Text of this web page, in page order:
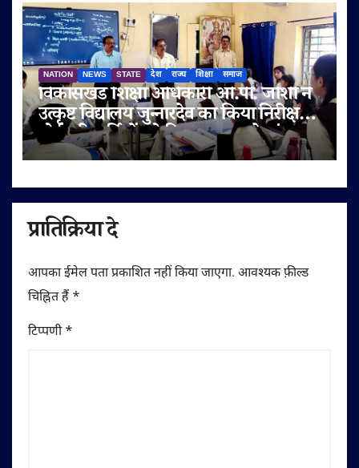
NATION NEWS STATE देश राज्य शिक्षा समाज
विकासखंड शिक्षा अधिकारी ओ.पी. जोशी ने
उत्कृष्ट विद्यालय जुन्नारदेव का किया निरीक्षण,
बोर्ड परीक्षार्थियों को दिए सफलता के मंत्र
प्रातिक्रिया दे
आपका ईमेल पता प्रकाशित नहीं किया जाएगा. आवश्यक फ़ील्ड
चिह्नित हैं *
टिप्पणी*